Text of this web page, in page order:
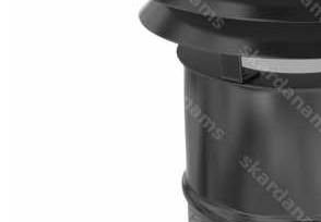
Roof hatch
Sąlaja
Kampai
Kamino kepurės
Stogo ventiliacijos
Valcinis profilis
Fasadų komponentai
Parapetai
Palangė
Tvoros kepurės